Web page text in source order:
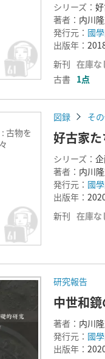
シリーズ：
著者： 内川
発行元： 國
出版年：
新刊 在庫な
古書 1点
古物を
図録 そ
好古家
シリーズ：
著者： 内川
発行元： 國
出版年：
新刊 在庫な
研究報告
中世和
著者： 内川
発行元： 國
出版年：